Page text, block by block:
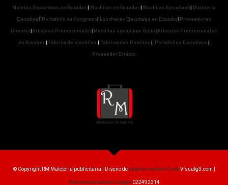
Maletas Deportivas en Ecuador Mochilas en Ecuador Mochilas Ejecutivas Maletería
Ejecutiva Portafolio de Congreso Loncheras Ejecutivas en Ecuador Proveedores
Directos Artículos Promocionales Mochilas ejecutivas Quito Artículos Promocionales
en Ecuador Fábrica de mochilas fabricantes Directos Portafolios Ejecutivos
Proveedor Directo
© Copyright RM Maletería publicitaria | Diseño de páginas web en QuitoVisualg3.com |
Posicionamiento en Google022492314